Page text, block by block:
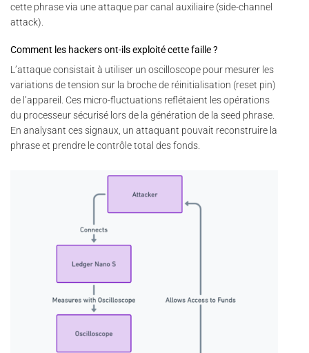
cette phrase via une attaque par canal auxiliaire (side-channel
attack).
Comment les hackers ont-ils exploité cette faille ?
L’attaque consistait à utiliser un oscilloscope pour mesurer les
variations de tension sur la broche de réinitialisation (reset pin)
de l’appareil. Ces micro-fluctuations reflétaient les opérations
du processeur sécurisé lors de la génération de la seed phrase.
En analysant ces signaux, un attaquant pouvait reconstruire la
phrase et prendre le contrôle total des fonds.